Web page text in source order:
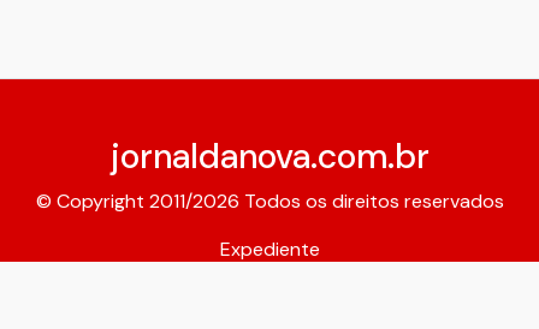
jornaldanova.com.br
© Copyright 2011/2026 Todos os direitos reservados
Expediente